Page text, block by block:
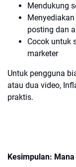
Mendukung
posting dan
Cocok untuk
marketer
Untuk pengguna
atau dua video,
praktis.
Kesimpulan: